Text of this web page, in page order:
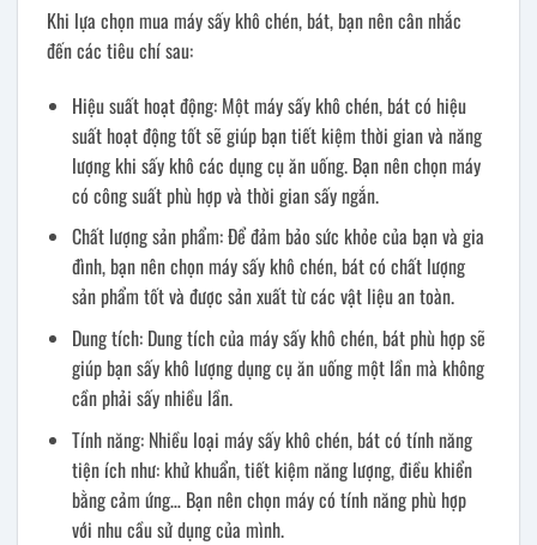
Khi lựa chọn mua máy sấy khô chén, bát, bạn nên cân nhắc
đến các tiêu chí sau:
Hiệu suất hoạt động: Một máy sấy khô chén, bát có hiệu
suất hoạt động tốt sẽ giúp bạn tiết kiệm thời gian và năng
lượng khi sấy khô các dụng cụ ăn uống. Bạn nên chọn máy
có công suất phù hợp và thời gian sấy ngắn.
Chất lượng sản phẩm: Để đảm bảo sức khỏe của bạn và gia
đình, bạn nên chọn máy sấy khô chén, bát có chất lượng
sản phẩm tốt và được sản xuất từ các vật liệu an toàn.
Dung tích: Dung tích của máy sấy khô chén, bát phù hợp sẽ
giúp bạn sấy khô lượng dụng cụ ăn uống một lần mà không
cần phải sấy nhiều lần.
Tính năng: Nhiều loại máy sấy khô chén, bát có tính năng
tiện ích như: khử khuẩn, tiết kiệm năng lượng, điều khiển
bằng cảm ứng… Bạn nên chọn máy có tính năng phù hợp
với nhu cầu sử dụng của mình.